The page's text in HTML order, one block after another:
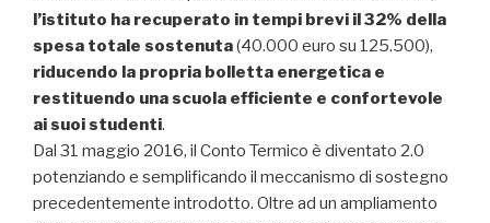
l’istituto ha recuperato in tempi brevi il 32% della
spesa totale sostenuta(40.000 euro su 125.500),
riducendo la propria bolletta energetica e
restituendo una scuola efficiente e confortevole
ai suoi studenti.
Dal 31 maggio 2016, il Conto Termico è diventato 2.0
potenziando e semplificando il meccanismo di sostegno
precedentemente introdotto. Oltre ad un ampliamento